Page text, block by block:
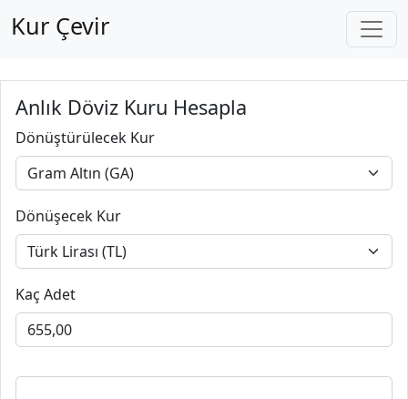
Kur Çevir
Anlık Döviz Kuru Hesapla
Dönüştürülecek Kur
Dönüşecek Kur
Kaç Adet